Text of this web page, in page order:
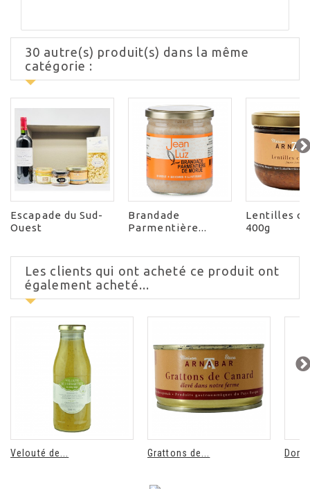
30 autre(s) produit(s) dans la même
catégorie :
Escapade du Sud-
Ouest
Brandade
Parmentière...
Lentilles
400g
Les clients qui ont acheté ce produit ont
également acheté...
Velouté de... Grattons de...